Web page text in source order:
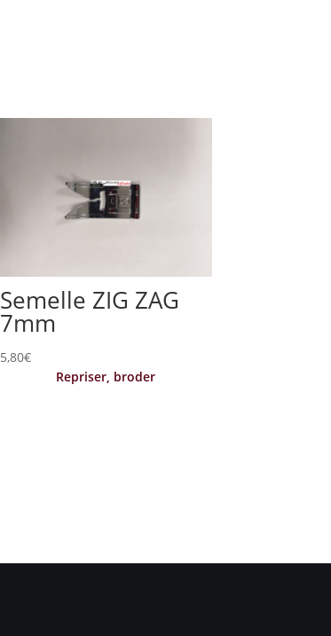
Semelle ZIG ZAG
7mm
5,80€
Repriser, broder